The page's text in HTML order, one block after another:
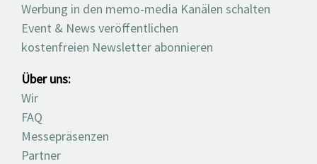
Werbung in den memo-media Kanälen schalten
Event & News veröffentlichen
kostenfreien Newsletter abonnieren
Über uns:
Wir
FAQ
Messepräsenzen
Partner